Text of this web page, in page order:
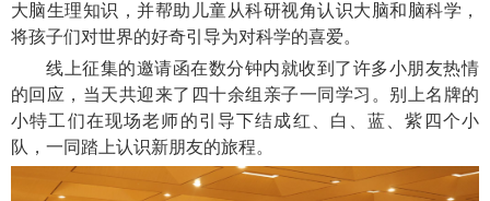
大脑生理知识，并帮助儿童从科研视角认识大脑和脑科学，
将孩子们对世界的好奇引导为对科学的喜爱。
线上征集的邀请函在数分钟内就收到了许多小朋友热情
的回应，当天共迎来了四十余组亲子一同学习。别上名牌的
小特工们在现场老师的引导下结成红、白、蓝、紫四个小
队，一同踏上认识新朋友的旅程。